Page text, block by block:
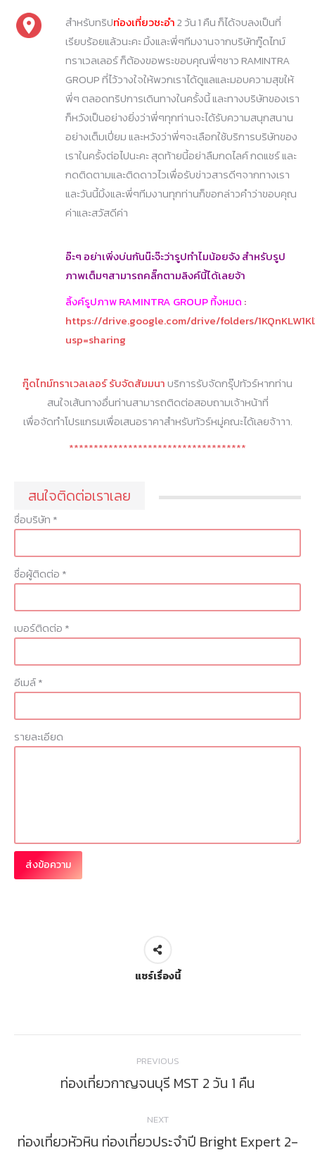
สำหรับทริปท่องเที่ยวชะอำ2 วัน 1 คืน ก็ได้จบลงเป็นที่
เรียบร้อยแล้วนะคะ มิ้งและพี่ๆทีมงานจากบริษัทกู๊ดไทม์
ทราเวลเลอร์ ก็ต้องขอพระขอบคุณพี่ๆชาว RAMINTRA
GROUP ที่ไว้วางใจให้พวกเราได้ดูแลและมอบความสุขให้
พี่ๆ ตลอดทริปการเดินทางในครั้งนี้ และทางบริษัทของเรา
ก็หวังเป็นอย่างยิ่งว่าพี่ๆทุกท่านจะได้รับความสนุกสนาน
อย่างเต็มเปี่ยม และหวังว่าพี่ๆจะเลือกใช้บริการบริษัทของ
เราในครั้งต่อไปนะคะ สุดท้ายนี้อย่าลืมกดไลค์ กดแชร์ และ
กดติดตามและติดดาวไวเพื่อรับข่าวสารดีๆจากทางเรา
และวันนี้มิ้งและพี่ๆทีมงานทุกท่านก็ขอกล่าวคำว่าขอบคุณ
ค่าและสวัสดีค่า
อ๊ะๆ อย่าเพิ่งบ่นกันน๊ะจ๊ะว่ารูปทำไมน้อยจัง สำหรับรูป
ภาพเต็มๆสามารถคลิ๊กตามลิงค์นี้ได้เลยจ้า
ลิ้งค์รูปภาพ RAMINTRA GROUP ที้งหมด :
https://drive.google.com/drive/folders/
usp=sharing
กู๊ดไทม์ทราเวลเลอร์ รับจัดสัมมนาบริการรับจัดกรุ๊ปทัวร์หากท่าน
สนใจเส้นทางอื่นท่านสามารถติดต่อสอบถามเจ้าหน้าที่
เพื่อจัดทำโปรแกรมเพื่อเสนอราคาสำหรับทัวร์หมู่คณะได้เลยจ้าาา.
************************************
สนใจติดต่อเราเลย
ชื่อบริษัท *
ชื่อผู้ติดต่อ *
เบอร์ติดต่อ *
อีเมล์ *
รายละเอียด
แชร์เรื่องนี้
navigation
PREVIOUS
Previous
ท่องเที่ยวกาญจนบุรี MST 2 วัน 1 คืน
NEXT
Next
ท่องเที่ยวหัวหิน ท่องเที่ยวประจำปี Bright Expert 2-